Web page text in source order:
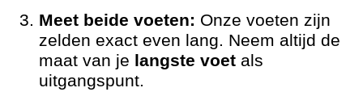
Meet beide voeten: Onze voeten zijn
zelden exact even lang. Neem altijd de
maat van je langste voet als
uitgangspunt.